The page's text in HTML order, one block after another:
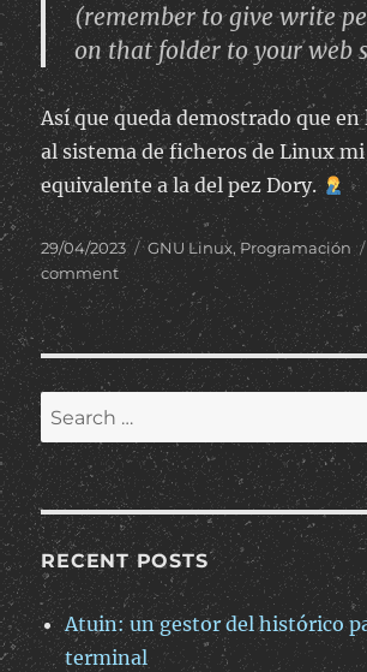
(remember to give write
on that folder to your web
Así que queda demostrado que
al sistema de ficheros de Linux
equivalente a la del pez Dory.
Posted
on
29/04/2023 Categories
GNU Linux,Programación
commenton
SQLite
y
error
“attempt
to
write
a
readonly
database”
Search
for:
RECENT POSTS
Atuin: un gestor del histórico
terminal